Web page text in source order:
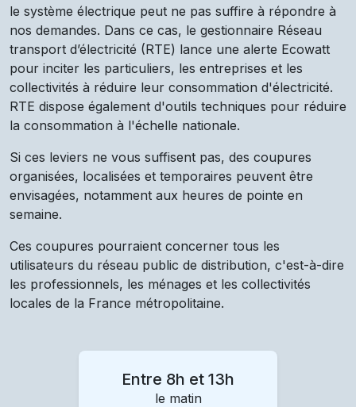
le système électrique peut ne pas suffire à répondre à
nos demandes. Dans ce cas, le gestionnaire Réseau
transport d’électricité (RTE) lance une alerte Ecowatt
pour inciter les particuliers, les entreprises et les
collectivités à réduire leur consommation d'électricité.
RTE dispose également d'outils techniques pour réduire
la consommation à l'échelle nationale.
Si ces leviers ne vous suffisent pas, des coupures
organisées, localisées et temporaires peuvent être
envisagées, notamment aux heures de pointe en
semaine.
Ces coupures pourraient concerner tous les
utilisateurs du réseau public de distribution, c'est-à-dire
les professionnels, les ménages et les collectivités
locales de la France métropolitaine.
Entre 8h et 13h
le matin